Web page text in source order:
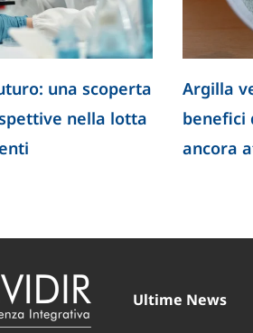
una scoperta
nella lotta
Argilla
benefici
ancora
Ultime News